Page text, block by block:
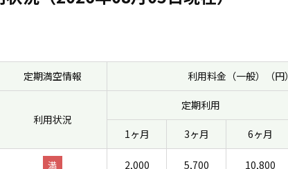
定期満空情報 利用料金（一般）（円）
利用状況
定期利用
1ヶ月
3ヶ月 6ヶ月
満 2,000 5,700 10,800